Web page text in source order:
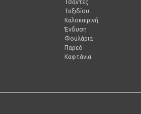
Τσάντες
Ταξιδίου
Καλοκαιρινή
Ένδυση
Φουλάρια
Παρεό
Καφτάνια